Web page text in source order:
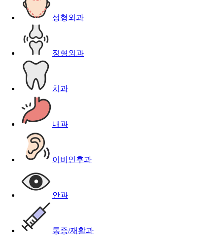
성형외과
정형외과
치과
내과
이비인후과
안과
통증/재활과